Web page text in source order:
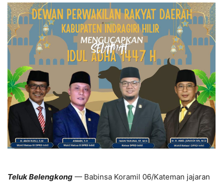
Teluk Belengkong — Babinsa Koramil 06/Kateman jajaran